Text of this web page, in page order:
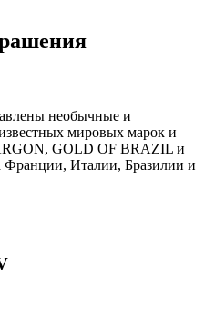
необычные и
мировых марок и
GOLD OF BRAZIL и
Франции, Италии, Бразилии и